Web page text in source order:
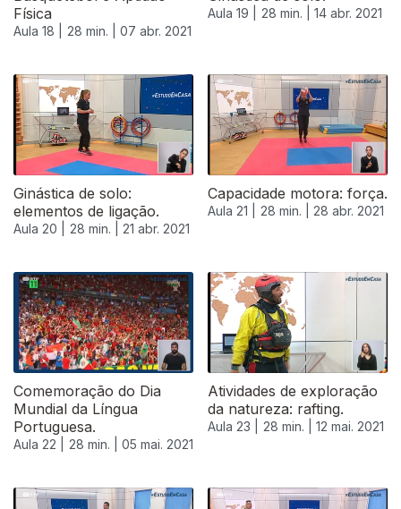
Física
Aula 18 | 28 min. | 07 abr. 2021
Aula 19 | 28 min. | 14 abr. 2021
Ginástica de solo:
elementos de ligação.
Aula 20 | 28 min. | 21 abr. 2021
Capacidade motora: força.
Aula 21 | 28 min. | 28 abr. 2021
Comemoração do Dia
Mundial da Língua
Portuguesa.
Aula 22 | 28 min. | 05 mai. 2021
Atividades de exploração
da natureza: rafting.
Aula 23 | 28 min. | 12 mai. 2021
543239